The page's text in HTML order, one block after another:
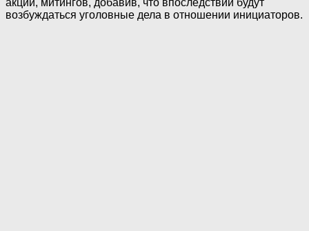
акций, митингов, добавив, что впоследствии будут
возбуждаться уголовные дела в отношении инициаторов.